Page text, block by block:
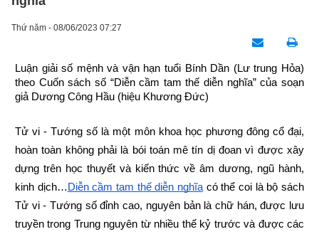
Thứ năm - 08/06/2023 07:27
Luận giải số mệnh và vận hạn tuổi Bính Dần (Lư trung Hỏa)
theo Cuốn sách số “Diễn cầm tam thế diễn nghĩa” của soạn
giả Dương Công Hầu (hiệu Khương Đức)
Tử vi - Tướng số là một môn khoa học phương đông cổ đại,
hoàn toàn không phải là bói toán mê tín dị đoan vì được xây
dựng trên học thuyết và kiến thức về âm dương, ngũ hành,
kinh dịch… Diễn cầm tam thế diễn nghĩa có thể coi là bộ sách
Tử vi - Tướng số đỉnh cao, nguyên bản là chữ hán, được lưu
truyền trong Trung nguyên từ nhiều thế kỷ trước và được các